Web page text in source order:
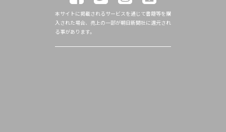
本サイトに掲載されるサービスを通じて書籍等を購
入された場合、売上の一部が朝日新聞社に還元され
る事があります。